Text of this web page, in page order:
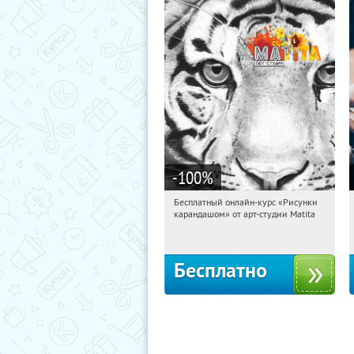
-100%
15:15:46 Получили:35
Бесплатный онлайн-курс «Рисунки
карандашом» от арт-студии Matita
Бесплатно